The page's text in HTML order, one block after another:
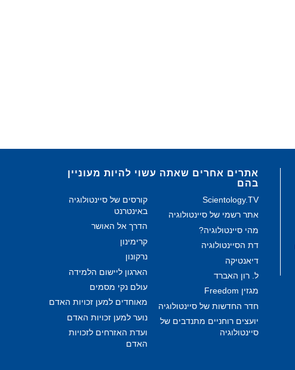
אתרים אחרים שאתה עשוי להיות מעוניין
בהם
Scientology.TV
אתר רשמי של סיינטולוגיה
מהי סיינטולוגיה?
דת הסיינטולוגיה
דיאנטיקה
ל. רון האברד
מגזין Freedom
חדר החדשות של סיינטולוגיה
יועצים רוחניים מתנדבים של
סיינטולוגיה
קורסים של סיינטולוגיה
באינטרנט
הדרך אל האושר
קרימינון
נרקונון
הארגון ליישום הלמידה
עולם נקי מסמים
מאוחדים למען זכויות האדם
נוער למען זכויות האדם
ועדת האזרחים לזכויות
האדם